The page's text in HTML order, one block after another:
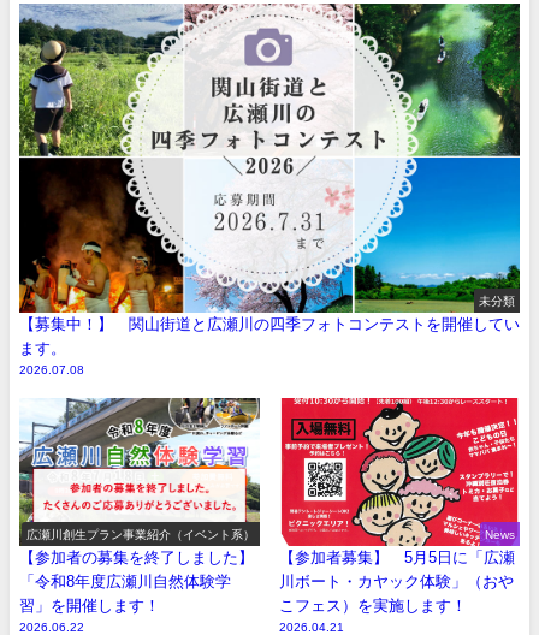
未分類
【募集中！】 関山街道と広瀬川の四季フォトコンテストを開催してい
ます。
2026.07.08
広瀬川創生プラン事業紹介（イベント系）
【参加者の募集を終了しました】
「令和8年度広瀬川自然体験学
習」を開催します！
2026.06.22
News
【参加者募集】 5月5日に「広瀬
川ボート・カヤック体験」（おや
こフェス）を実施します！
2026.04.21